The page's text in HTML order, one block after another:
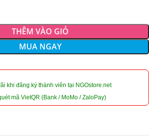
THÊM VÀO GIỎ
MUA NGAY
khi đăng ký thành viên tại NGOstore.net
mã VietQR (Bank / MoMo / ZaloPay)